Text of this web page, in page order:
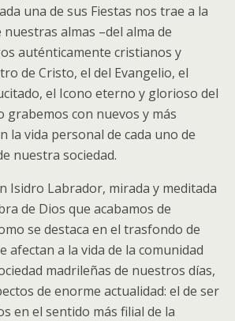
una de sus Fiestas nos trae a la
almas –del alma de
auténticamente cristianos y
de Cristo, el del Evangelio, el
el Icono eterno y glorioso del
grabemos con nuevos y más
la vida personal de cada uno de
nuestra sociedad.
Isidro Labrador, mirada y meditada
de Dios que acabamos de
se destaca en el trasfondo de
afectan a la vida de la comunidad
madrileñas de nuestros días,
de enorme actualidad: el de ser
en el sentido más filial de la